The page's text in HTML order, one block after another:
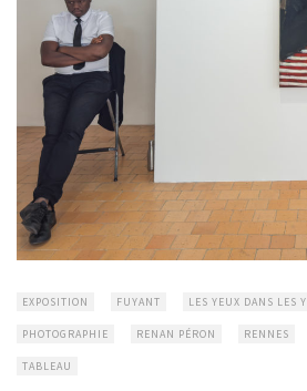
EXPOSITION FUYANT LES YEUX DANS LES
PHOTOGRAPHIE RENAN PÉRON RENNES
TABLEAU